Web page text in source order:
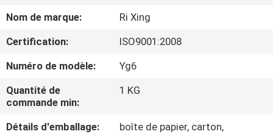
NOUS
VISITE
D'USINE
CONTRÔLE
Nom de marque:
Ri Xing
Certification:
ISO9001:2008
Numéro de modèle:
Yg6
Quantité de
commande min:
1 KG
Détails d'emballage:
boîte de papier, carton,